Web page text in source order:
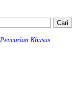
Pencarian Khusus